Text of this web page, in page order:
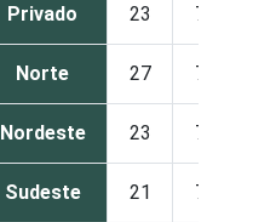
Privado 23 77
Norte 27 73
Nordeste 23 77
Sudeste 21 79